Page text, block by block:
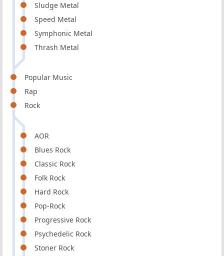
Sludge Metal
Speed Metal
Symphonic Metal
Thrash Metal
Popular Music
Rap
Rock
AOR
Blues Rock
Classic Rock
Folk Rock
Hard Rock
Pop-Rock
Progressive Rock
Psychedelic Rock
Stoner Rock